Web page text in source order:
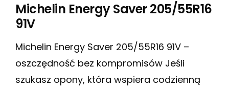
Michelin Energy Saver 205/55R16
91V
Michelin Energy Saver 205/55R16 91V –
oszczędność bez kompromisów Jeśli
szukasz opony, która wspiera codzienną